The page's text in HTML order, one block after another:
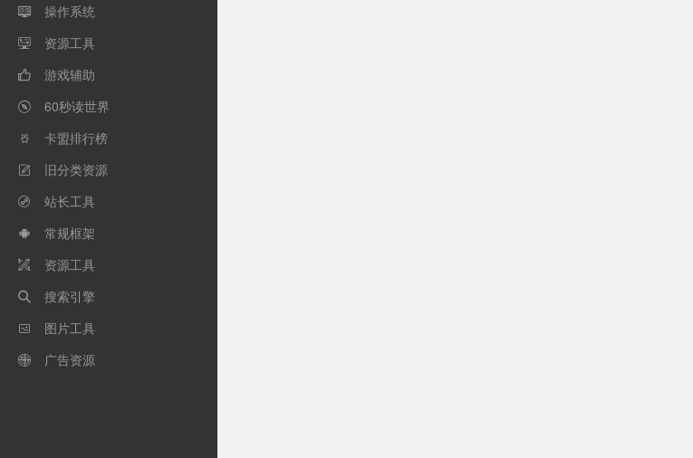
 操作系统
 资源工具
 游戏辅助
 60秒读世界
 卡盟排行榜
 旧分类资源
 站长工具
 常规框架
 资源工具
 搜索引擎
 图片工具
 广告资源